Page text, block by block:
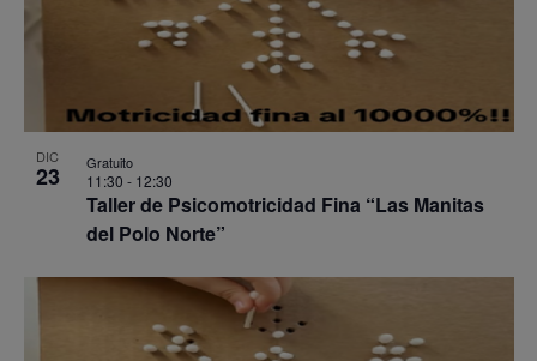
DIC
23
Taller de Psicomotricidad Fina “Las Manitas
del Polo Norte”
11:30 - 12:30
Gratuito